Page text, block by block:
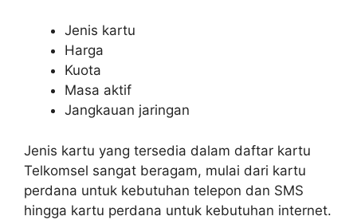
Jenis kartu
Harga
Kuota
Masa aktif
Jangkauan jaringan
Jenis kartu yang tersedia dalam daftar kartu
Telkomsel sangat beragam, mulai dari kartu
perdana untuk kebutuhan telepon dan SMS
hingga kartu perdana untuk kebutuhan internet.